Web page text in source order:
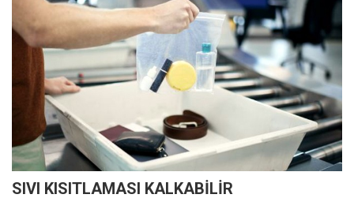
SIVI KISITLAMASI KALKABİLİR